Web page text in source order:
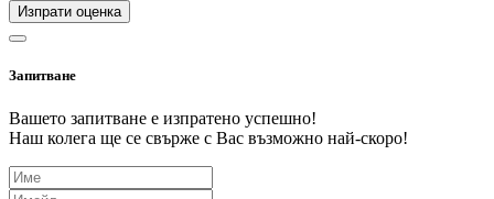
Изпрати оценка
Запитване
Вашето запитване е изпратено успешно!
Наш колега ще се свърже с Вас възможно най-скоро!